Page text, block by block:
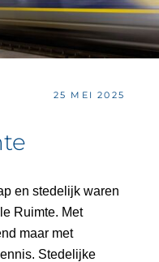
POSTED
25 MEI 2025
en stedelijk waren
Ruimte. Met
maar met
Stedelijke